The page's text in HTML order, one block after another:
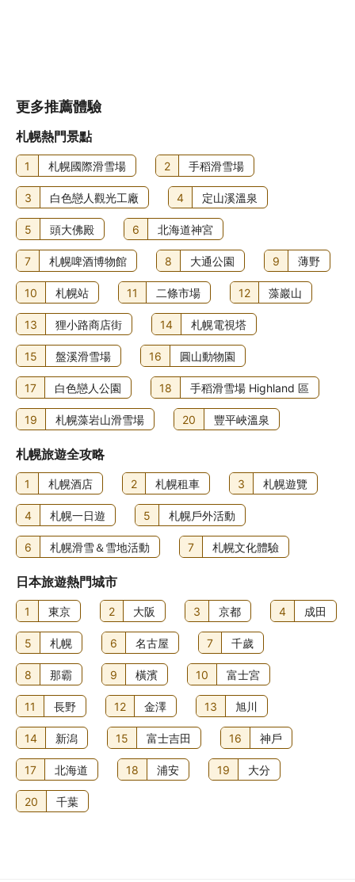
更多推薦體驗
札幌熱門景點
1 札幌國際滑雪場 2 手稻滑雪場
3 白色戀人觀光工廠 4 定山溪溫泉
5 頭大佛殿 6 北海道神宮
7 札幌啤酒博物館 8 大通公園 9 薄野
10 札幌站 11 二條市場 12 藻巖山
13 狸小路商店街 14 札幌電視塔
15 盤溪滑雪場 16 圓山動物園
17 白色戀人公園 18 手稻滑雪場 Highland 區
19 札幌藻岩山滑雪場 20 豐平峽溫泉
札幌旅遊全攻略
1 札幌酒店 2 札幌租車 3 札幌遊覽
4 札幌一日遊 5 札幌戶外活動
6 札幌滑雪＆雪地活動 7 札幌文化體驗
日本旅遊熱門城市
1 東京 2 大阪 3 京都 4 成田
5 札幌 6 名古屋 7 千歲
8 那霸 9 橫濱 10 富士宮
11 長野 12 金澤 13 旭川
14 新潟 15 富士吉田 16 神戶
17 北海道 18 浦安 19 大分
20 千葉